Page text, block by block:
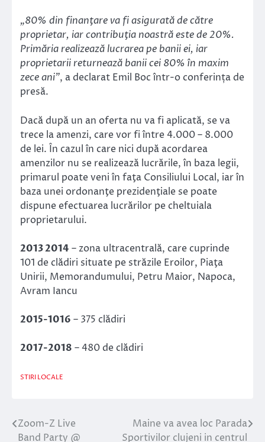
„80% din finanţare va fi asigurată de către
proprietar, iar contribuţia noastră este de 20%.
Primăria realizează lucrarea pe banii ei, iar
proprietarii returnează banii cei 80% în maxim
zece ani”, a declarat Emil Boc într-o conferința de
presă.
Dacă după un an oferta nu va fi aplicată, se va
trece la amenzi, care vor fi între 4.000 – 8.000
de lei. În cazul în care nici după acordarea
amenzilor nu se realizează lucrările, în baza legii,
primarul poate veni în faţa Consiliului Local, iar în
baza unei ordonanţe prezidenţiale se poate
dispune efectuarea lucrărilor pe cheltuiala
proprietarului.
2013 2014 – zona ultracentrală, care cuprinde
101 de clădiri situate pe străzile Eroilor, Piaţa
Unirii, Memorandumului, Petru Maior, Napoca,
Avram Iancu
2015-1016 – 375 clădiri
2017-2018 – 480 de clădiri
STIRI LOCALE
Navigare
Zoom-Z Live
Band Party @
Maine va avea loc Parada
Sportivilor clujeni in centrul